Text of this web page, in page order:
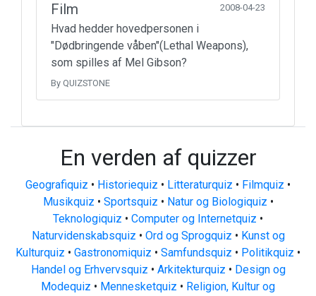
Film 2008-04-23
Hvad hedder hovedpersonen i
"Dødbringende våben"(Lethal Weapons),
som spilles af Mel Gibson?
By QUIZSTONE
En verden af quizzer
Geografiquiz • Historiequiz • Litteraturquiz • Filmquiz •
Musikquiz • Sportsquiz • Natur og Biologiquiz •
Teknologiquiz • Computer og Internetquiz •
Naturvidenskabsquiz • Ord og Sprogquiz • Kunst og
Kulturquiz • Gastronomiquiz • Samfundsquiz • Politikquiz •
Handel og Erhvervsquiz • Arkitekturquiz • Design og
Modequiz • Mennesketquiz • Religion, Kultur og